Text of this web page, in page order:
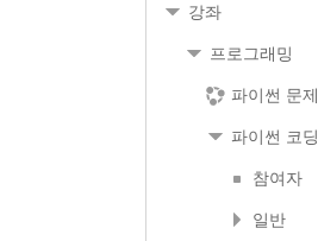
강좌
프로그래밍
파이썬 문
파이썬 코
참여자
일반